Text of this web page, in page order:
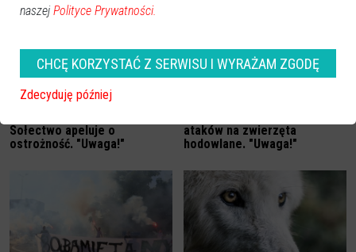
Sołectwo apeluje o
ostrożność. "Uwaga!"
ataków na zwierzęta
hodowlane. "Uwaga!"
naszej Polityce Prywatności.
CHCĘ KORZYSTAĆ Z SERWISU I WYRAŻAM ZGODĘ
Zdecyduję później